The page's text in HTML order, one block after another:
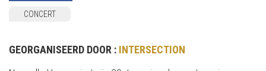
CONCERT
GEORGANISEERD DOOR : INTERSECTION